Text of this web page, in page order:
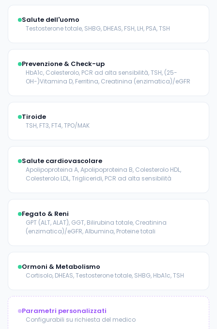
Salute dell'uomo
Testosterone totale, SHBG, DHEAS, FSH, LH, PSA, TSH
Prevenzione & Check-up
HbA1c, Colesterolo, PCR ad alta sensibilità, TSH, (25-
OH-)Vitamina D, Ferritina, Creatinina (enzimatica)/eGFR
Tiroide
TSH, FT3, FT4, TPO/MAK
Salute cardiovascolare
Apolipoproteina A, Apolipoproteina B, Colesterolo HDL,
Colesterolo LDL, Trigliceridi, PCR ad alta sensibilità
Fegato & Reni
GPT (ALT, ALAT), GGT, Bilirubina totale, Creatinina
(enzimatica)/eGFR, Albumina, Proteine totali
Ormoni & Metabolismo
Cortisolo, DHEAS, Testosterone totale, SHBG, HbA1c, TSH
Parametri personalizzati
Configurabili su richiesta del medico